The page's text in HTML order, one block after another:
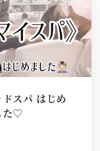
スパ はじめ
た♡